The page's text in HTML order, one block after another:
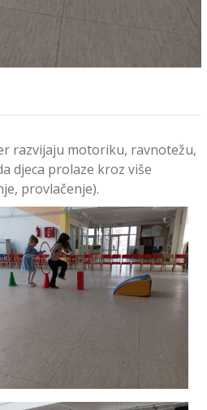
razvijaju motoriku, ravnotežu,
djeca prolaze kroz više
provlačenje).